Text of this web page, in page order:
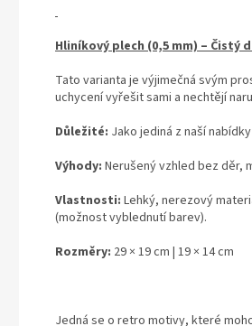
Hliníkový plech (0,5 mm) – Čistý
Tato varianta je výjimečná svým
uchycení vyřešit sami a nechtějí
Důležité: Jako jediná z naší
Výhody: Nerušený vzhled bez děr,
Vlastnosti: Lehký, nerezový
(možnost vyblednutí barev).
Rozměry: 29 × 19 cm | 19 × 14 cm
Jedná se o retro motivy, které